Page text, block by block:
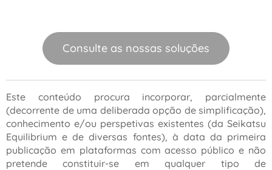
Consulte as nossas soluções
Este conteúdo procura incorporar, parcialmente
(decorrente de uma deliberada opção de simplificação),
conhecimento e/ou perspetivas existentes (da Seikatsu
Equilibrium e de diversas fontes), à data da primeira
publicação em plataformas com acesso público e não
pretende constituir-se em qualquer tipo de